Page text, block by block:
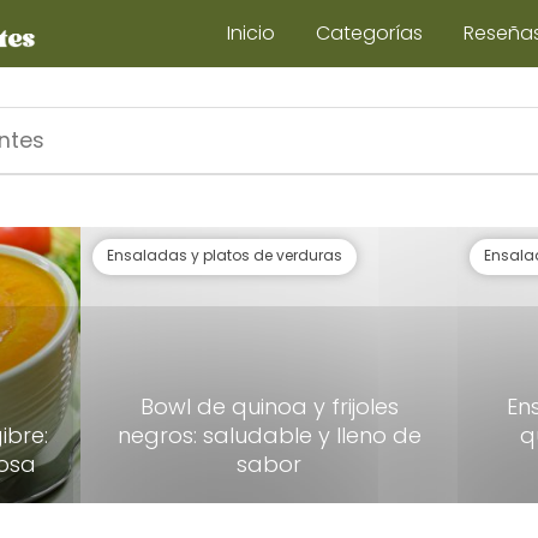
Inicio Categorías
Ensaladas y platos de verduras
Bowl de quinoa y frijoles
negros: saludable y lleno de
sabor